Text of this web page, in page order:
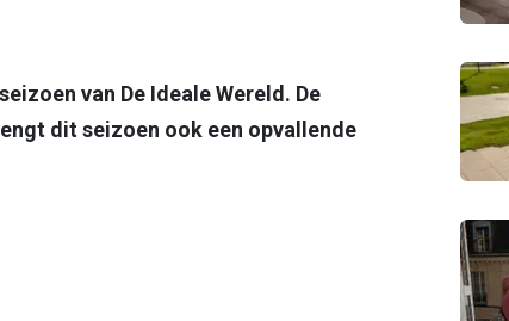
van De Ideale Wereld. De
dit seizoen ook een opvallende